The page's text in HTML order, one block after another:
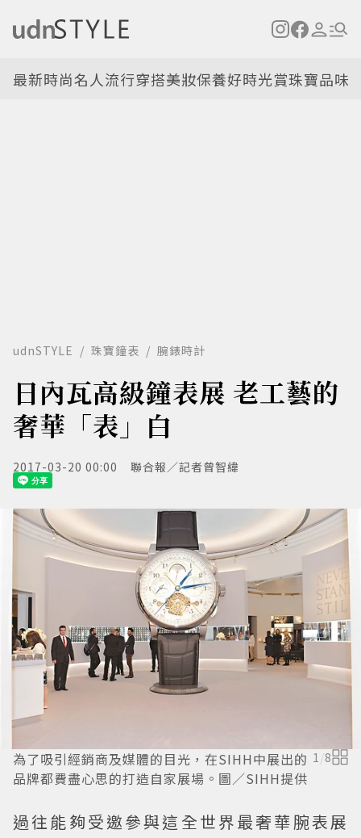
最新時尚名人流行穿搭美妝保養好時光賞珠寶品味
udnSTYLE 珠寶鐘表 腕錶時計
日內瓦高級鐘表展 老工藝的
奢華「表」白
2017-03-20 00:00 聯合報／記者曾智緯
為了吸引經銷商及媒體的目光，在SIHH中展出的
品牌都費盡心思的打造自家展場。圖／SIHH提供
1/8
過往能夠受邀參與這全世界最奢華腕表展